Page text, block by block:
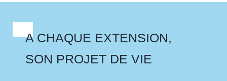
A CHAQUE EXTENSION,
SON PROJET DE VIE